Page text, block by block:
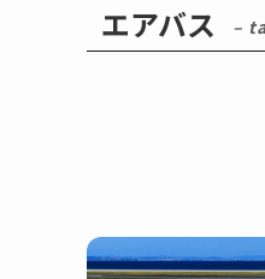
エアバス –